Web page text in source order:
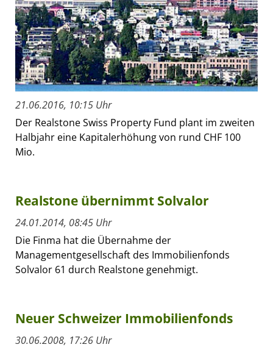
21.06.2016, 10:15 Uhr
Der Realstone Swiss Property Fund plant im zweiten
Halbjahr eine Kapitalerhöhung von rund CHF 100
Mio.
Realstone übernimmt Solvalor
24.01.2014, 08:45 Uhr
Die Finma hat die Übernahme der
Managementgesellschaft des Immobilienfonds
Solvalor 61 durch Realstone genehmigt.
Neuer Schweizer Immobilienfonds
30.06.2008, 17:26 Uhr